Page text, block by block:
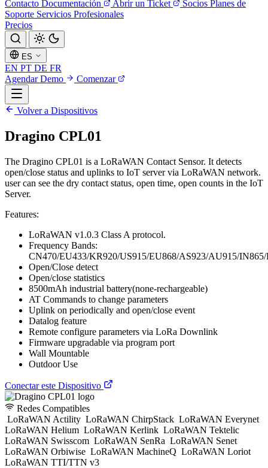
Contacto Documentación Abrir un Ticket Socios Planes de
Soporte Servicios Profesionales
Precios
ES
EN PT DE FR
Agendar Demo
Comenzar
Volver a Dispositivos
Dragino CPL01
The Dragino CPL01 is a LoRaWAN Contact Sensor. It detects
open/close status and uplinks to IoT server via LoRaWAN network.
user can see the dry contact status, open time, open counts in the IoT
Server.
Features:
LoRaWAN v1.0.3 Class A protocol.
Frequency Bands:
CN470/EU433/KR920/US915/EU868/AS923/AU915/
Open/Close detect
Open/close statistics
8500mAh industrial battery(none-rechargeable)
AT Commands to change parameters
Uplink on periodically and open/close event
Datalog feature
Remote configure parameters via LoRa Downlink
Firmware upgradable via program port
Wall Mountable
Outdoor Use
Conectar este Dispositivo
Redes Compatibles
LoRaWAN Actility LoRaWAN ChirpStack LoRaWAN Everynet
LoRaWAN Helium LoRaWAN Kerlink LoRaWAN Tektelic
LoRaWAN Swisscom LoRaWAN SenRa LoRaWAN Senet
LoRaWAN Orbiwise LoRaWAN MachineQ LoRaWAN Loriot
LoRaWAN TTI/TTN v3